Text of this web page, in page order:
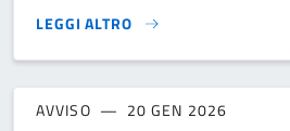
LEGGI ALTRO
MENÙ MENSA SCOLASTICA -
AVVISO 20 GEN 2026